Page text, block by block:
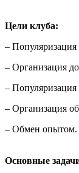
Цели клуба:
– Популяризация
– Организация
– Популяризация
– Организация
– Обмен опытом.
Основные